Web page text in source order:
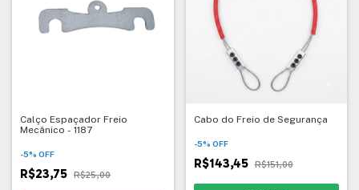
Calço Espaçador Freio
Mecânico - 1187
-5% OFF
R$23,75 R$25,00
Cabo do Freio de Segurança
-5% OFF
R$143,45 R$151,00